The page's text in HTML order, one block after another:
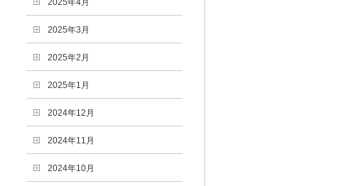
2025年4月
2025年3月
2025年2月
2025年1月
2024年12月
2024年11月
2024年10月